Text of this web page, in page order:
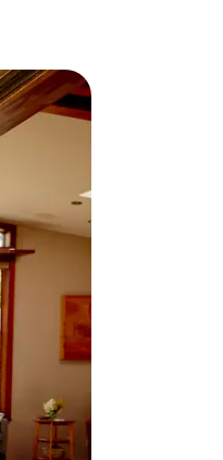
ができます。